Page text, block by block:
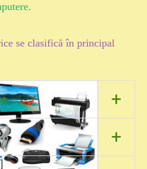
se clasifică în principal
+
+